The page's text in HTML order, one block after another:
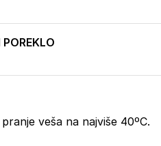
veša na najviše 40ºC.